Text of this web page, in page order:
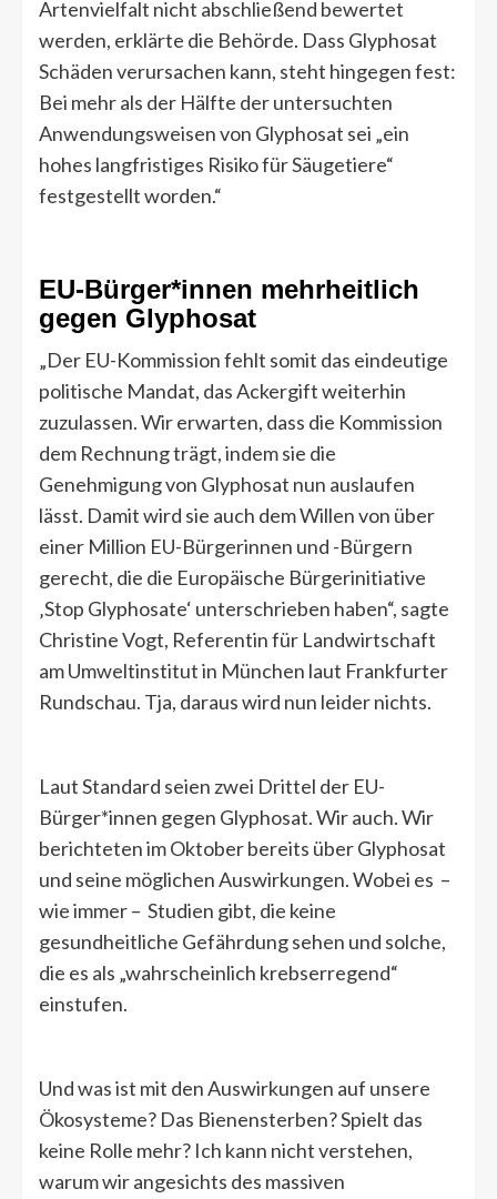
Artenvielfalt nicht abschließend bewertet
werden, erklärte die Behörde. Dass Glyphosat
Schäden verursachen kann, steht hingegen fest:
Bei mehr als der Hälfte der untersuchten
Anwendungsweisen von Glyphosat sei „ein
hohes langfristiges Risiko für Säugetiere“
festgestellt worden.“
EU-Bürger*innen mehrheitlich
gegen Glyphosat
„Der EU-Kommission fehlt somit das eindeutige
politische Mandat, das Ackergift weiterhin
zuzulassen. Wir erwarten, dass die Kommission
dem Rechnung trägt, indem sie die
Genehmigung von Glyphosat nun auslaufen
lässt. Damit wird sie auch dem Willen von über
einer Million EU-Bürgerinnen und -Bürgern
gerecht, die die Europäische Bürgerinitiative
‚Stop Glyphosate‘ unterschrieben haben“, sagte
Christine Vogt, Referentin für Landwirtschaft
am Umweltinstitut in München laut Frankfurter
Rundschau. Tja, daraus wird nun leider nichts.
Laut Standard seien zwei Drittel der EU-
Bürger*innen gegen Glyphosat. Wir auch. Wir
berichteten im Oktober bereits über Glyphosat
und seine möglichen Auswirkungen. Wobei es –
wie immer – Studien gibt, die keine
gesundheitliche Gefährdung sehen und solche,
die es als „wahrscheinlich krebserregend“
einstufen.
Und was ist mit den Auswirkungen auf unsere
Ökosysteme? Das Bienensterben? Spielt das
keine Rolle mehr? Ich kann nicht verstehen,
warum wir angesichts des massiven